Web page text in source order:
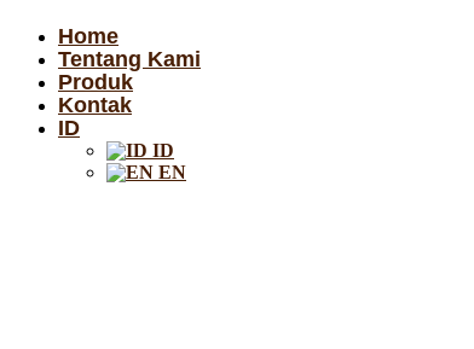
Home
Tentang Kami
Produk
Kontak
ID
ID
EN